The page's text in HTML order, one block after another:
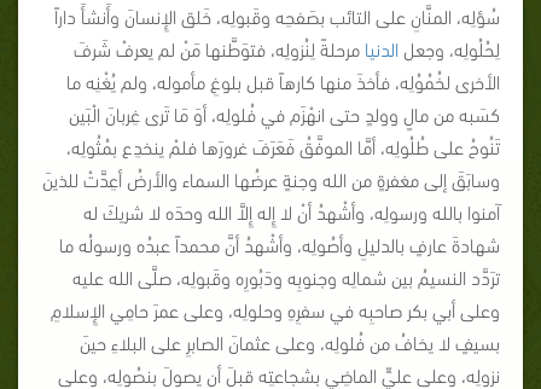
سُؤلِه، المنَّانِ على التائب بصَفحِه وقَبولِه، خَلق الإِنسانَ وأَنشأَ داراً
لِحُلُولِه، وجعل الدنيا مرحلةً لِنُزولِه، فتوَطَّنها مَنْ لم يعرفْ شَرفَ
الأخرى لخُمُوُلِه، فأخذَ منها كارهاً قبل بلوغِ مأموله، ولم يُغْنِه ما
كسَبه من مالٍ وولدٍ حتى انهْزَم في فُلولِه، أوَ مَا تَرى غِربانَ الْبَين
تَنُوحُ على طُلُولِه، أمَّا الموفَّقُ فَعَرَفَ غرورَها فلمْ ينخدِع بمُثُولِه،
وسابَقَ إلى مغفرةٍ من الله وجنةٍ عرضُها السماء والأرضُ أعِدَّتْ للذينَ
آمنوا بالله ورسولِه، وأشْهدُ أنْ لا إِله إِلاَّ الله وحدَه لا شريكَ له
شهادةَ عارفٍ بالدليلِ وأصُولِه، وأشْهدُ أنَّ محمداً عبدُه ورسولُه ما
ترَدَّد النسيمُ بين شمالِه وجنوبِه ودَبُورِه وقَبولِه، صلَّى الله عليه
وعلى أبي بكر صاحبِه في سفرِهِ وحلولِه، وعلى عمرَ حامِي الإِسلامِ
بسيفٍ لا يخافُ من فُلولِه، وعلى عثمانَ الصابرِ على البلاءِ حينَ
نزولِه، وعلى عليٍّ الماضِي بشجاعتِه قبلَ أن يصولَ بنصُولِه، وعلى